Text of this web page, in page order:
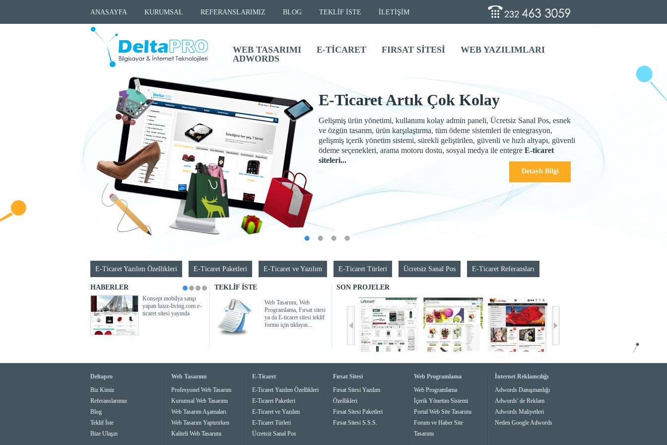
ANASAYFA KURUMSAL REFERANSLARIMIZ BLOG TEKLİF İSTE İLETİŞİM
WEB TASARIMI E-TİCARET FIRSAT SİTESİ
WEB YAZILIMLARI
ADWORDS
E-Ticaret Artık Çok Kolay
Gelişmiş ürün yönetimi, kullanımı kolay admin paneli, Ücretsiz Sanal Pos, esnek
ve özgün tasarım, ürün karşılaştırma, tüm ödeme sistemleri ile entegrasyon,
gelişmiş içerik yönetim sistemi, sürekli geliştirilen, güvenli ve hızlı altyapı, güvenli
ödeme seçenekleri, arama motoru dostu, sosyal medya ile entegre E-ticaret
siteleri...
Detaylı Bilgi
E-Ticaret Yazılım Özellikleri E-Ticaret Paketleri E-Ticaret ve Yazılım E-Ticaret Türleri Ücretsiz Sanal Pos E-Ticaret Referansları
HABERLER
Konsept mobilya satışı
yapan luizz-living.com e-
ticaret sitesi yayında
TEKLİF İSTE
Web Tasarımı, Web
Programlama, Fırsat sitesi
ya da E-ticaret sitesi teklif
formu için tıklayın...
SON PROJELER
Deltapro
Biz Kimiz
Referanslarımız
Blog
Teklif İste
Bize Ulaşın
Web Tasarımı
Profesyonel Web Tasarım
Kurumsal Web Tasarımı
Web Tasarım Aşamaları
Web Tasarım Yaptırırken
Kaliteli Web Tasarımı
E-Ticaret
E-Ticaret Yazılım Özellikleri
E-Ticaret Paketleri
E-Ticaret ve Yazılım
E-Ticaret Türleri
Ücretsiz Sanal Pos
Fırsat Sitesi
Fırsat Sitesi Yazılım
Özellikleri
Fırsat Sitesi Paketleri
Fırsat Sitesi S.S.S.
Web Programlama
Web Programlama
İçerik Yönetim Sistemi
Portal Web Site Tasarımı
Forum ve Haber Site
Tasarımı
İnternet Reklamcılığı
Adwords Danışmanlığı
Adwords' de Reklam
Adwords Maliyetleri
Neden Google Adwords